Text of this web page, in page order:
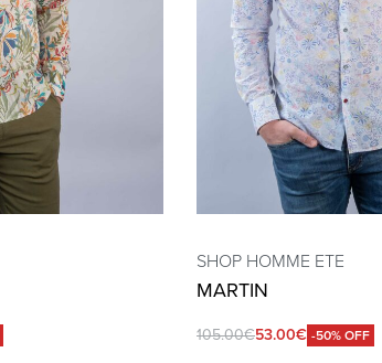
SHOP HOMME ETE
MARTIN
105.00€53.00€ -50% OFF